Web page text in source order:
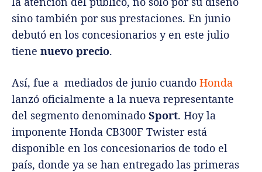
sino también por sus prestaciones. En junio
debutó en los concesionarios y en este julio
tiene nuevo precio.
Así, fue a mediados de junio cuando Honda
lanzó oficialmente a la nueva representante
del segmento denominado Sport. Hoy la
imponente Honda CB300F Twister está
disponible en los concesionarios de todo el
país, donde ya se han entregado las primeras